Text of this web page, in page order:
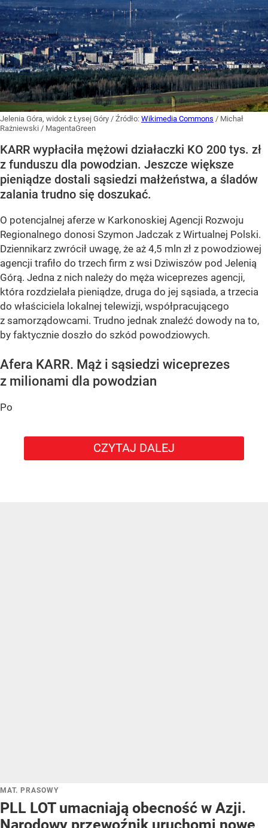
Jelenia Góra, widok z Łysej Góry / Źródło: Wikimedia Commons / Michał
Rażniewski / MagentaGreen
KARR wypłaciła mężowi działaczki KO 200 tys. zł
z funduszu dla powodzian. Jeszcze większe
pieniądze dostali sąsiedzi małżeństwa, a śladów
zalania trudno się doszukać.
O potencjalnej aferze w Karkonoskiej Agencji Rozwoju
Regionalnego donosi Szymon Jadczak z Wirtualnej Polski.
Dziennikarz zwrócił uwagę, że aż 4,5 mln zł z powodziowej
agencji trafiło do trzech firm z wsi Dziwiszów pod Jelenią
Górą. Jedna z nich należy do męża wiceprezes agencji,
która rozdzielała pieniądze, druga do jej sąsiada, a trzecia
do właściciela lokalnej telewizji, współpracującego
z samorządowcami. Trudno jednak znaleźć dowody na to,
by faktycznie doszło do szkód powodziowych.
Afera KARR. Mąż i sąsiedzi wiceprezes
z milionami dla powodzian
Po
CZYTAJ DALEJ
MAT. PRASOWY
PLL LOT umacniają obecność w Azji.